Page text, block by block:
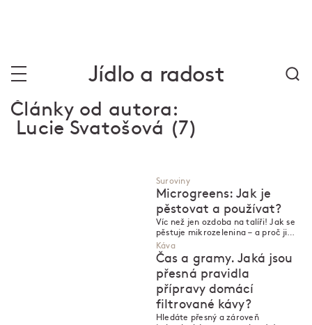
Jídlo a radost
Články od autora:
Lucie Svatošová (7)
Suroviny
Microgreens: Jak je
pěstovat a používat?
Víc než jen ozdoba na talíři! Jak se
pěstuje mikrozelenina – a proč ji
pustit do kuchyně?
Káva
Čas a gramy. Jaká jsou
přesná pravidla
přípravy domácí
filtrované kávy?
Hledáte přesný a zároveň